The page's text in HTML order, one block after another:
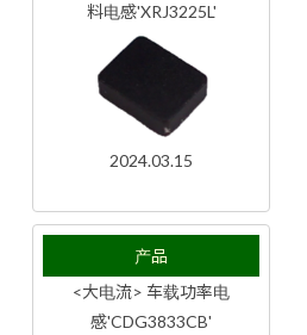
料电感'XRJ3225L'
2024.03.15
产品
<大电流> 车载功率电
感'CDG3833CB'